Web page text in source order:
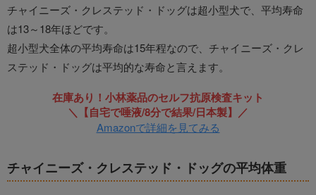
チャイニーズ・クレステッド・ドッグは超小型犬で、平均寿命
は13～18年ほどです。
超小型犬全体の平均寿命は15年程なので、チャイニーズ・クレ
ステッド・ドッグは平均的な寿命と言えます。
在庫あり！小林薬品のセルフ抗原検査キット
＼【自宅で唾液/8分で結果/日本製】／
Amazonで詳細を見てみる
チャイニーズ・クレステッド・ドッグの平均体重